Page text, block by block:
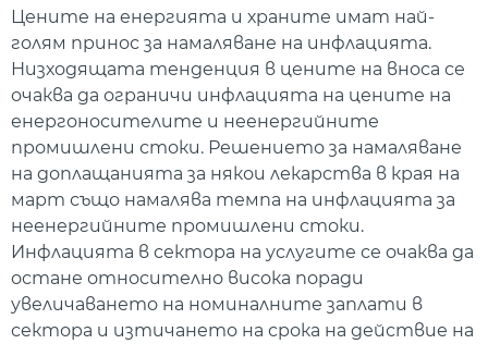
Цените на енергията и храните имат най-
голям принос за намаляване на инфлацията.
Низходящата тенденция в цените на вноса се
очаква да ограничи инфлацията на цените на
енергоносителите и неенергийните
промишлени стоки. Решението за намаляване
на доплащанията за някои лекарства в края на
март също намалява темпа на инфлацията за
неенергийните промишлени стоки.
Инфлацията в сектора на услугите се очаква да
остане относително висока поради
увеличаването на номиналните заплати в
сектора и изтичането на срока на действие на